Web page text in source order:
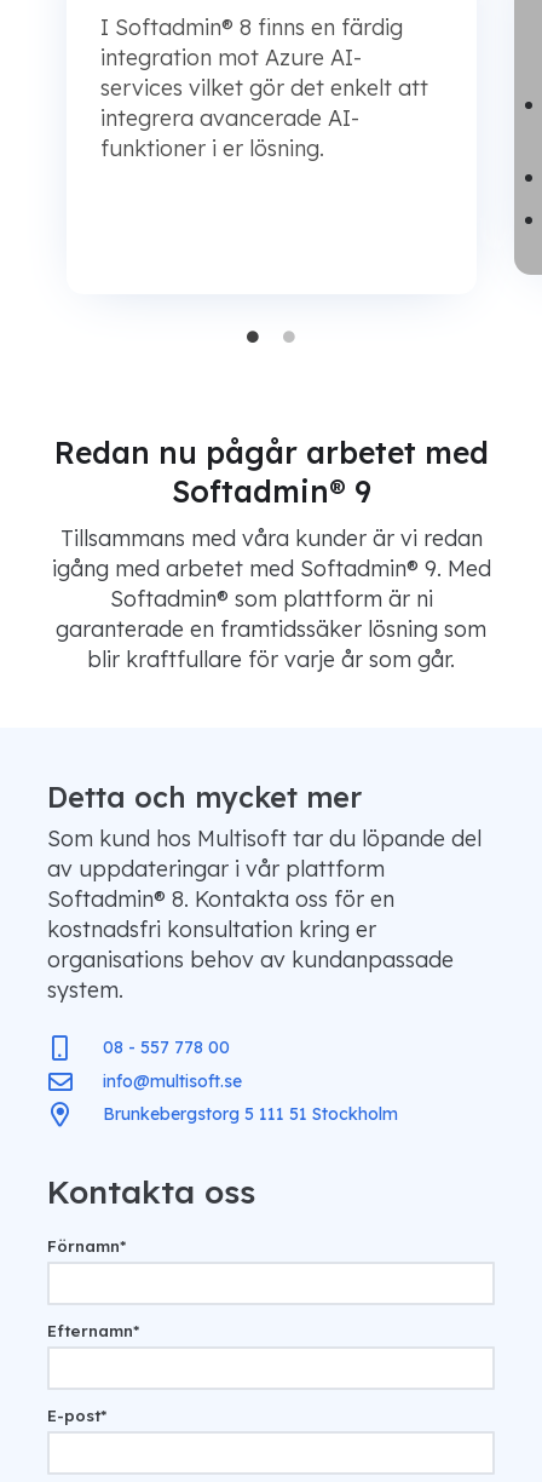
I Softadmin® 8 finns en färdig
integration mot Azure AI-
services vilket gör det enkelt att
integrera avancerade AI-
funktioner i er lösning.
Redan nu pågår arbetet med
Softadmin® 9
Tillsammans med våra kunder är vi redan
igång med arbetet med Softadmin® 9. Med
Softadmin® som plattform är ni
garanterade en framtidssäker lösning som
blir kraftfullare för varje år som går.
Detta och mycket mer
Som kund hos Multisoft tar du löpande del
av uppdateringar i vår plattform
Softadmin® 8. Kontakta oss för en
kostnadsfri konsultation kring er
organisations behov av kundanpassade
system.
08 - 557 778 00
info@multisoft.se
Brunkebergstorg 5 111 51 Stockholm
Kontakta oss
Förnamn*
Efternamn*
E-post*